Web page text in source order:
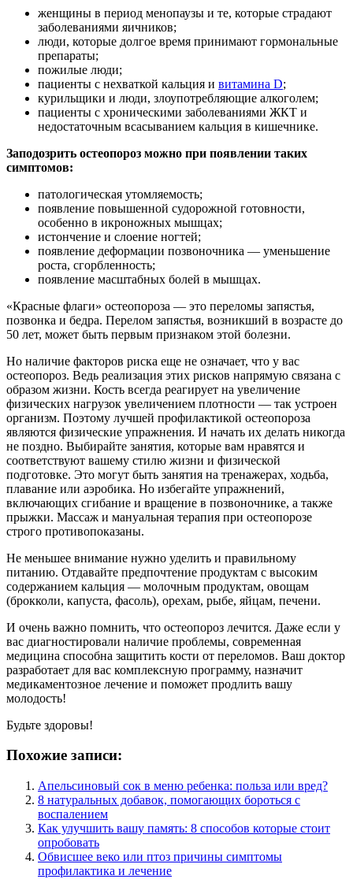
женщины в период менопаузы и те, которые страдают
заболеваниями яичников;
люди, которые долгое время принимают гормональные
препараты;
пожилые люди;
пациенты с нехваткой кальция и витамина D;
курильщики и люди, злоупотребляющие алкоголем;
пациенты с хроническими заболеваниями ЖКТ и
недостаточным всасыванием кальция в кишечнике.
Заподозрить остеопороз можно при появлении таких
симптомов:
патологическая утомляемость;
появление повышенной судорожной готовности,
особенно в икроножных мышцах;
истончение и слоение ногтей;
появление деформации позвоночника — уменьшение
роста, сгорбленность;
появление масштабных болей в мышцах.
«Красные флаги» остеопороза — это переломы запястья,
позвонка и бедра. Перелом запястья, возникший в возрасте до
50 лет, может быть первым признаком этой болезни.
Но наличие факторов риска еще не означает, что у вас
остеопороз. Ведь реализация этих рисков напрямую связана с
образом жизни. Кость всегда реагирует на увеличение
физических нагрузок увеличением плотности — так устроен
организм. Поэтому лучшей профилактикой остеопороза
являются физические упражнения. И начать их делать никогда
не поздно. Выбирайте занятия, которые вам нравятся и
соответствуют вашему стилю жизни и физической
подготовке. Это могут быть занятия на тренажерах, ходьба,
плавание или аэробика. Но избегайте упражнений,
включающих сгибание и вращение в позвоночнике, а также
прыжки. Массаж и мануальная терапия при остеопорозе
строго противопоказаны.
Не меньшее внимание нужно уделить и правильному
питанию. Отдавайте предпочтение продуктам с высоким
содержанием кальция — молочным продуктам, овощам
(брокколи, капуста, фасоль), орехам, рыбе, яйцам, печени.
И очень важно помнить, что остеопороз лечится. Даже если у
вас диагностировали наличие проблемы, современная
медицина способна защитить кости от переломов. Ваш доктор
разработает для вас комплексную программу, назначит
медикаментозное лечение и поможет продлить вашу
молодость!
Будьте здоровы!
Похожие записи:
Апельсиновый сок в меню ребенка: польза или вред?
8 натуральных добавок, помогающих бороться с
воспалением
Как улучшить вашу память: 8 способов которые стоит
опробовать
Обвисшее веко или птоз причины симптомы
профилактика и лечение